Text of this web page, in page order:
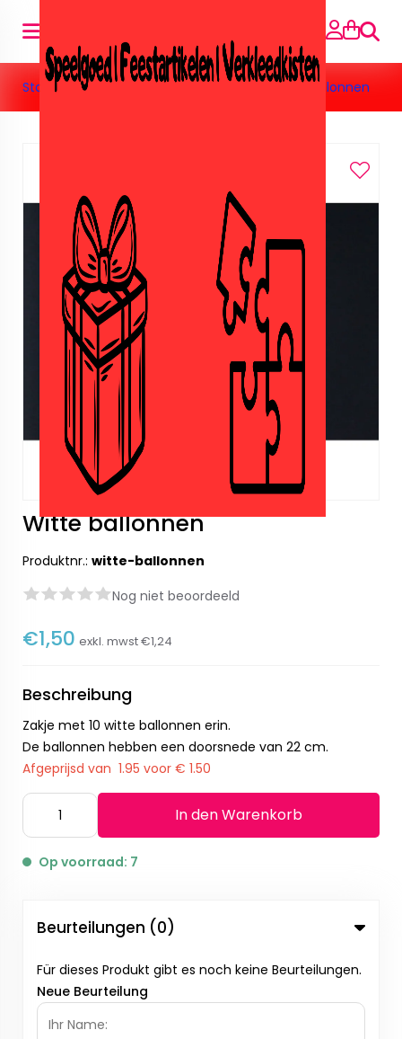
Suche
Startseite» Feestartikelen »Ballonnen »Witte ballonnen
Witte ballonnen
Produktnr.: witte-ballonnen
Nog niet beoordeeld
€1,50 exkl. mwst€1,24
Beschreibung
Zakje met 10 witte ballonnen erin.
De ballonnen hebben een doorsnede van 22 cm.
Afgeprijsd van 1.95 voor € 1.50
In den Warenkorb
Op voorraad: 7
Beurteilungen (0)
Für dieses Produkt gibt es noch keine Beurteilungen.
Neue Beurteilung